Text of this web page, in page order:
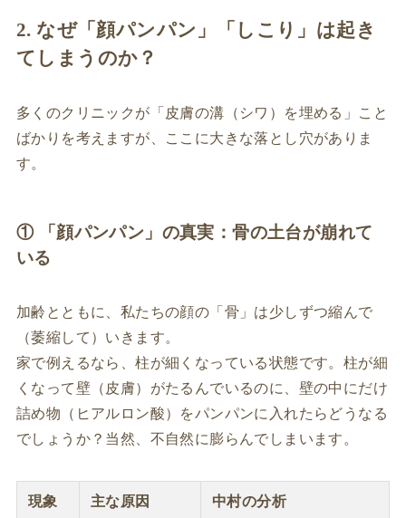
2. なぜ「顔パンパン」「しこり」は起き
てしまうのか？
多くのクリニックが「皮膚の溝（シワ）を埋める」こと
ばかりを考えますが、ここに大きな落とし穴がありま
す。
① 「顔パンパン」の真実：骨の土台が崩れて
いる
加齢とともに、私たちの顔の「骨」は少しずつ縮んで
（萎縮して）いきます。
家で例えるなら、柱が細くなっている状態です。柱が細
くなって壁（皮膚）がたるんでいるのに、壁の中にだけ
詰め物（ヒアルロン酸）をパンパンに入れたらどうなる
でしょうか？当然、不自然に膨らんでしまいます。
現象 主な原因 中村の分析